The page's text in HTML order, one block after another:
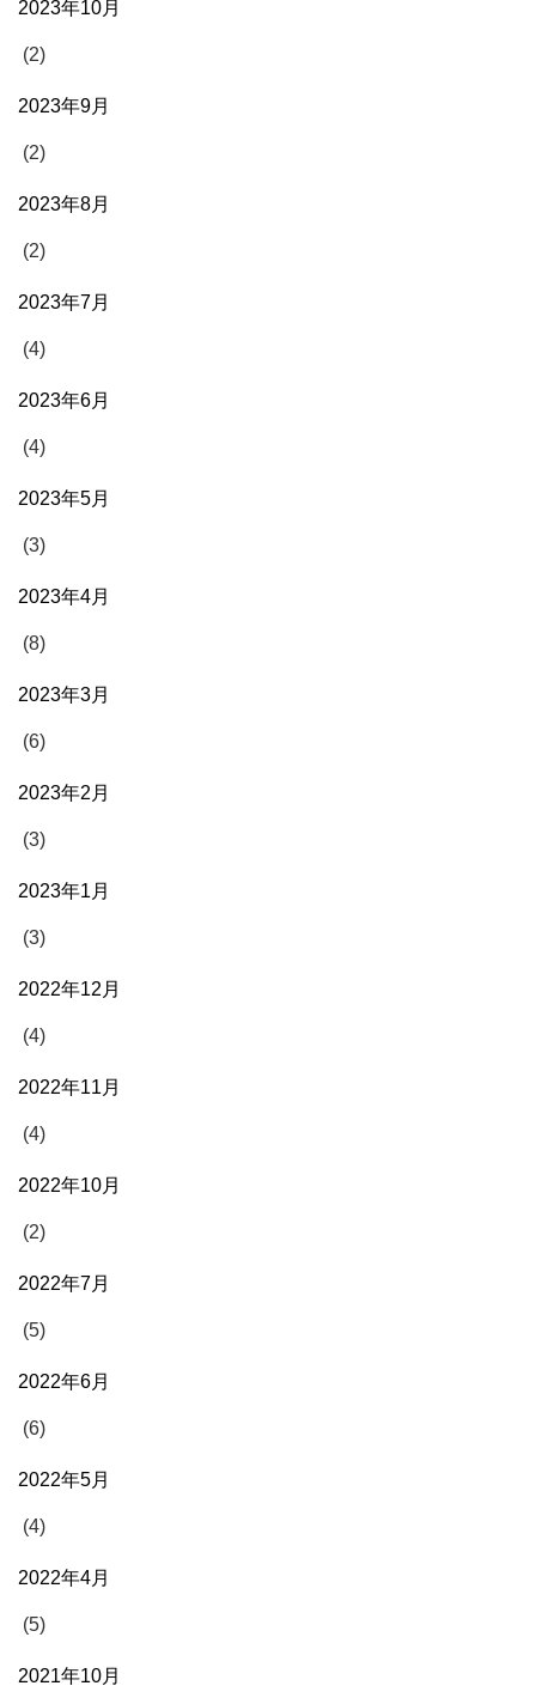
2023年10月
(2)
2023年9月
(2)
2023年8月
(2)
2023年7月
(4)
2023年6月
(4)
2023年5月
(3)
2023年4月
(8)
2023年3月
(6)
2023年2月
(3)
2023年1月
(3)
2022年12月
(4)
2022年11月
(4)
2022年10月
(2)
2022年7月
(5)
2022年6月
(6)
2022年5月
(4)
2022年4月
(5)
2021年10月